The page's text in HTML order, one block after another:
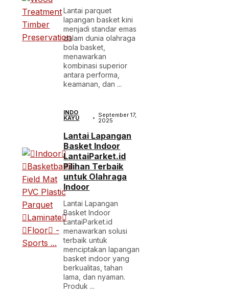
Lantai parquet
lapangan basket kini
menjadi standar emas
dalam dunia olahraga
bola basket,
menawarkan
kombinasi superior
antara performa,
keamanan, dan ...
INDO
KAYU September 17,
2025
Lantai Lapangan
Basket Indoor
LantaiParket.id
Pilihan Terbaik
untuk Olahraga
Indoor
Lantai Lapangan
Basket Indoor
LantaiParket.id
menawarkan solusi
terbaik untuk
menciptakan lapangan
basket indoor yang
berkualitas, tahan
lama, dan nyaman.
Produk ...